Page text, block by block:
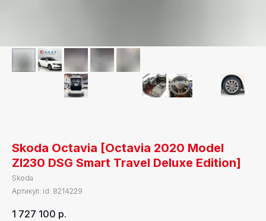
Skoda Octavia [Octavia 2020 Model
ZI230 DSG Smart Travel Deluxe Edition]
Skoda
Артикул: id: 8214229
1 727 100 р.